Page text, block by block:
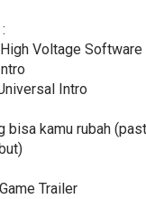
Voltage Software
Intro
bisa kamu rubah
Trailer